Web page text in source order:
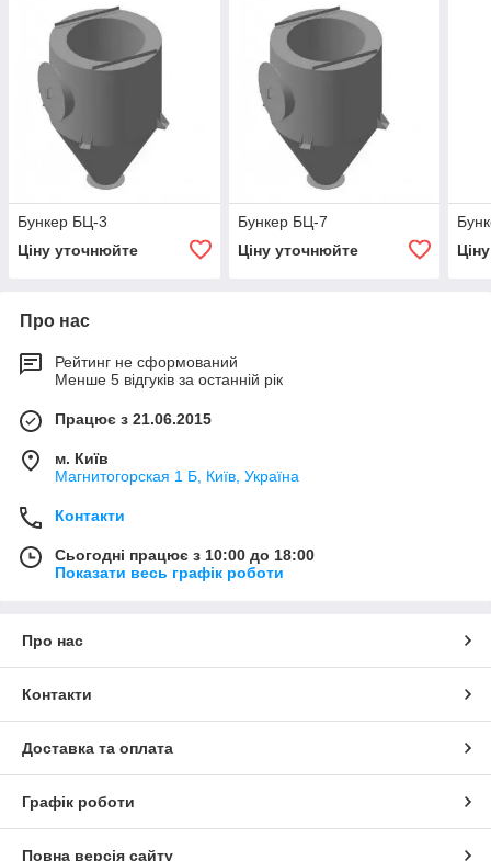
Бункер БЦ-3
Ціну уточнюйте
Бункер БЦ-7
Ціну уточнюйте
Про нас
Рейтинг не сформований
Менше 5 відгуків за останній рік
Працює з 21.06.2015
м. Київ
Магнитогорская 1 Б, Київ, Україна
Контакти
Сьогодні працює з 10:00 до 18:00
Показати весь графік роботи
Про нас
Контакти
Доставка та оплата
Графік роботи
Повна версія сайту